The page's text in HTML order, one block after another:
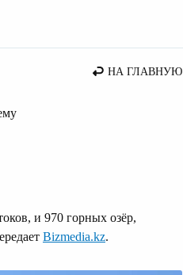
НА ГЛАВНУЮ
и 970 горных озёр,
Bizmedia.kz.